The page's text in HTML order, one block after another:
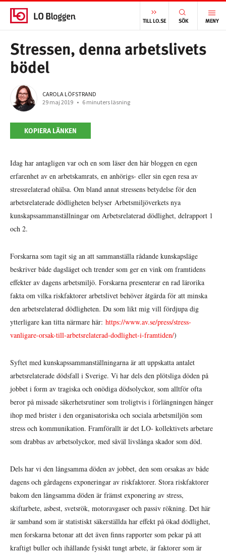
TILL LO.SE SÖK MENY
START/ STRESSEN, DENNA ARBETSLIVETS BÖDEL
Stressen, denna arbetslivets
bödel
CAROLA LÖFSTRAND
29 maj 2019 • 6 minuters läsning
KOPIERA LÄNKEN
Idag har antagligen var och en som läser den här bloggen en egen
erfarenhet av en arbetskamrats, en anhörigs- eller sin egen resa av
stressrelaterad ohälsa. Om bland annat stressens betydelse för den
arbetsrelaterade dödligheten belyser Arbetsmiljöverkets nya
kunskapssammanställningar om Arbetsrelaterad dödlighet, delrapport 1
och 2.
Forskarna som tagit sig an att sammanställa rådande kunskapsläge
beskriver både dagsläget och trender som ger en vink om framtidens
effekter av dagens arbetsmiljö. Forskarna presenterar en rad lärorika
fakta om vilka riskfaktorer arbetslivet behöver åtgärda för att minska
den arbetsrelaterad dödligheten. Du som likt mig vill fördjupa dig
ytterligare kan titta närmare här: https://www.av.se/press/stress-
vanligare-orsak-till-arbetsrelaterad-dodlighet-i-framtiden/)
Syftet med kunskapssammanställningarna är att uppskatta antalet
arbetsrelaterade dödsfall i Sverige. Vi har dels den plötsliga döden på
jobbet i form av tragiska och onödiga dödsolyckor, som alltför ofta
beror på missade säkerhetsrutiner som troligtvis i förlängningen hänger
ihop med brister i den organisatoriska och sociala arbetsmiljön som
stress och kommunikation. Framförallt är det LO- kollektivets arbetare
som drabbas av arbetsolyckor, med såväl livslånga skador som död.
Dels har vi den långsamma döden av jobbet, den som orsakas av både
dagens och gårdagens exponeringar av riskfaktorer. Stora riskfaktorer
bakom den långsamma döden är främst exponering av stress,
skiftarbete, asbest, svetsrök, motoravgaser och passiv rökning. Det här
är samband som är statistiskt säkerställda har effekt på ökad dödlighet,
men forskarna betonar att det även finns rapporter som pekar på att
kraftigt buller och ihållande fysiskt tungt arbete, är faktorer som är